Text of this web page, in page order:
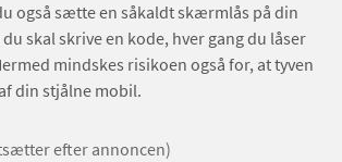
også sætte en såkaldt skærmlås på din
skal skrive en kode, hver gang du låser
mindskes risikoen også for, at tyven
din stjålne mobil.
efter annoncen)